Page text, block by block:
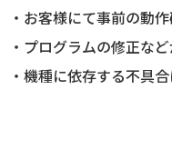
お客様にて事前の動作
プログラムの修正な
機種に依存する不具